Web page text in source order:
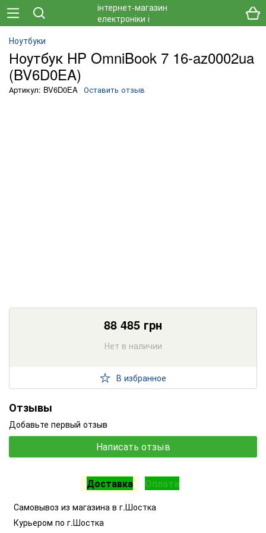
Ноутбуки
Ноутбук HP OmniBook 7 16-az0002ua
(BV6D0EA)
Артикул: BV6D0EA Оставить отзыв
88 485 грн
Нет в наличии
В избранное
Отзывы
Добавьте первый отзыв
Написать отзыв
Доставка Оплата
Самовывоз из магазина в г.Шостка
Курьером по г.Шостка